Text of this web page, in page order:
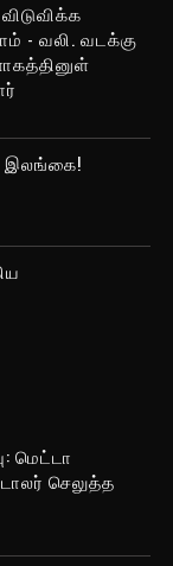
- வலி. வடக்கு
இலங்கை!
மெட்டா
செலுத்த